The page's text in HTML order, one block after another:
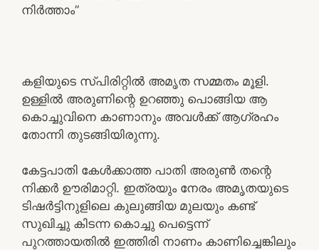
നിർത്താം”
കളിയുടെ സ്പിരിറ്റിൽ അമൃത സമ്മതം മൂളി.
ഉള്ളിൽ അരുണിന്റെ ഉറഞ്ഞു പൊങ്ങിയ ആ
കൊച്ചുവിനെ കാണാനും അവൾക്ക് ആഗ്രഹം
തോന്നി തുടങ്ങിയിരുന്നു.
കേട്ടപാതി കേൾക്കാത്ത പാതി അരുൺ തന്റെ
നിക്കർ ഊരിമാറ്റി. ഇത്രയും നേരം അമൃതയുടെ
ടിഷർട്ടിനുളിലെ കുലുങ്ങിയ മുലയും കണ്ട്
സുഖിച്ചു കിടന്ന കൊച്ചു പെട്ടെന്ന്
പുറത്തായതിൽ ഇത്തിരി നാണം കാണിച്ചെങ്കിലും